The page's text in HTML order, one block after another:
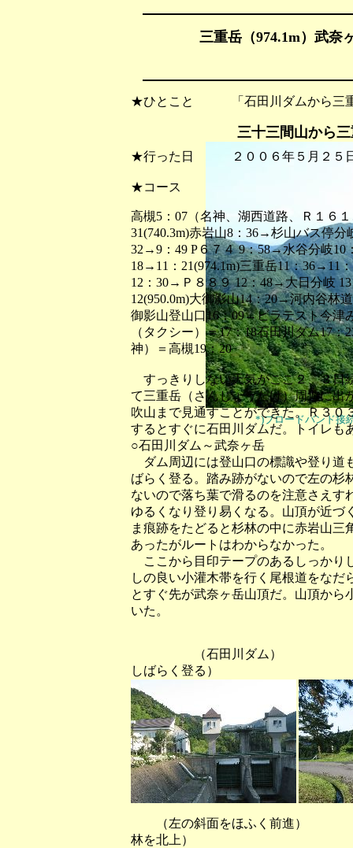
三重岳（974.1m）武奈
★ひとこと 「石田川ダムから三重
三十三間山から
*)ブロードバンド接
★行った日 ２００６年５月２
★コース
高槻5：07（名神、湖西道路、Ｒ１６
31(740.3m)赤岩山8：36→杉山バス停
32→9：49 P６７４ 9：58→水谷分岐
18→11：21(974.1m)三重岳11：36→11
12：30→Ｐ８８９ 12：48→大日分岐
12(950.0m)大御影山14：20→河内谷林
御影山登山口16：09→ビラテスト今津
（タクシー）＝17：18石田川ダム17
神）＝高槻19：20
すっきりしない天気がここ２、３日
て三重岳（さんじょうだけ）周遊に出
吹山まで見通すことができた。Ｒ３０
するとすぐに石田川ダムだ。トイレも
○石田川ダム～武奈ヶ岳
ダム周辺には登山口の標識や登り道
ばらく登る。踏み跡がないので左の杉
ないので落ち葉で滑るのを注意さえす
ゆるくなり登り易くなる。山頂が近づ
ま痕跡をたどると杉林の中に赤岩山
あったがルートはわからなかった。
ここから目印テープのあるしっかり
しの良い小灌木帯を行く尾根道をな
とすぐ先が武奈ヶ岳山頂だ。山頂か
いた。
（石田川ダム） （ダム
しばらく登る）
（左の斜面をほふく前進
林を北上）